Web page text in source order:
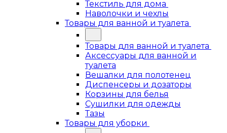
Текстиль для дома
Наволочки и чехлы
Товары для ванной и туалета
Товары для ванной и туалета
Аксессуары для ванной и
туалета
Вешалки для полотенец
Диспенсеры и дозаторы
Корзины для белья
Сушилки для одежды
Тазы
Товары для уборки